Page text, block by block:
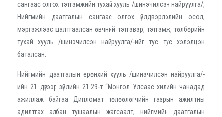
сангаас олгох тэтгэмжийн тухай хууль /шинэчилсэн найруулга/,
Нийгмийн даатгалын сангаас олгох үйлдвэрлэлийн осол,
мэргэжлээс шалтгаалсан өвчний тэтгэвэр, тэтгэмж, төлбөрийн
тухай хууль /шинэчилсэн найруулга/-ийг тус тус хэлэлцэн
баталсан.
Нийгмийн даатгалын ерөнхий хууль /шинэчилсэн найруулга/-
ийн 21 дүгээр зүйлийн 21.29-т “Монгол Улсаас хилийн чанадад
ажиллаж байгаа Дипломат төлөөлөгчийн газрын ажилтны
адилтгах албан тушаалын жагсаалт, нийгмийн даатгалын